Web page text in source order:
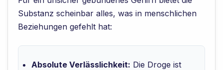
Substanz scheinbar alles, was in menschlichen
Beziehungen gefehlt hat:
Absolute Verlässlichkeit: Die Droge ist